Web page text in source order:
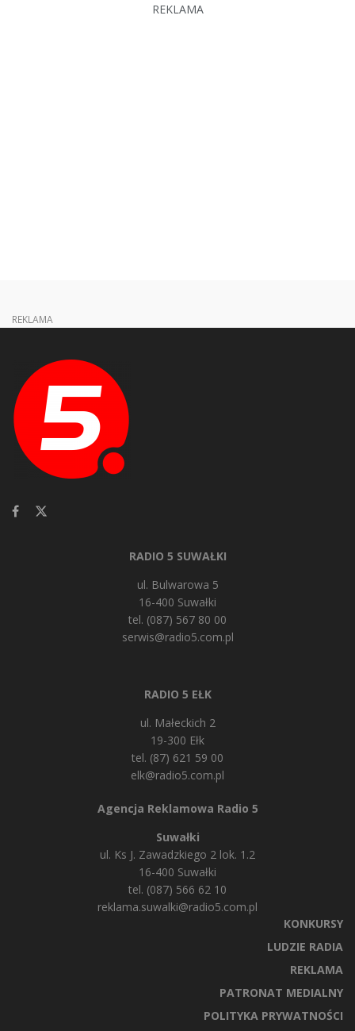
REKLAMA
REKLAMA
RADIO 5 SUWAŁKI
ul. Bulwarowa 5
16-400 Suwałki
tel. (087) 567 80 00
serwis@radio5.com.pl
RADIO 5 EŁK
ul. Małeckich 2
19-300 Ełk
tel. (87) 621 59 00
elk@radio5.com.pl
Agencja Reklamowa Radio 5
Suwałki
ul. Ks J. Zawadzkiego 2 lok. 1.2
16-400 Suwałki
tel. (087) 566 62 10
reklama.suwalki@radio5.com.pl
KONKURSY
LUDZIE RADIA
REKLAMA
PATRONAT MEDIALNY
POLITYKA PRYWATNOŚCI